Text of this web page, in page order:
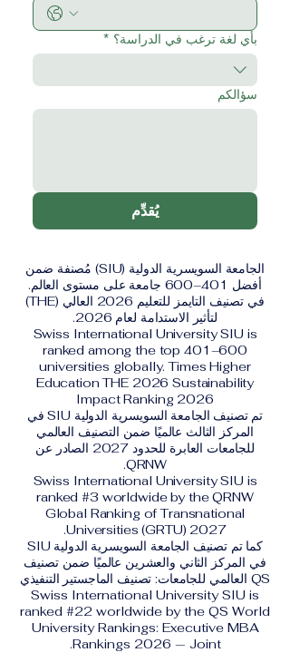
بأي لغة ترغب في الدراسة؟ *
سؤالكم
يُقدِّم
الجامعة السويسرية الدولية (SIU) مُصنفة ضمن
أفضل 401–600 جامعة على مستوى العالم.
في تصنيف التايمز للتعليم 2026 العالي (THE)
لتأثير الاستدامة لعام 2026.
Swiss International University SIU is
ranked among the top 401–600
universities globally. Times Higher
Education THE 2026 Sustainability
Impact Ranking 2026
تم تصنيف الجامعة السويسرية الدولية SIU في
المركز الثالث عالميًا ضمن التصنيف العالمي
للجامعات العابرة للحدود 2027 الصادر عن
QRNW.
Swiss International University SIU is
ranked #3 worldwide by the QRNW
Global Ranking of Transnational
Universities (GRTU) 2027.
كما تم تصنيف الجامعة السويسرية الدولية SIU
في المركز الثاني والعشرين عالميًا ضمن تصنيف
QS العالمي للجامعات: تصنيف الماجستير التنفيذي
Swiss International University SIU is
ranked #22 worldwide by the QS World
University Rankings: Executive MBA
Rankings 2026 — Joint.